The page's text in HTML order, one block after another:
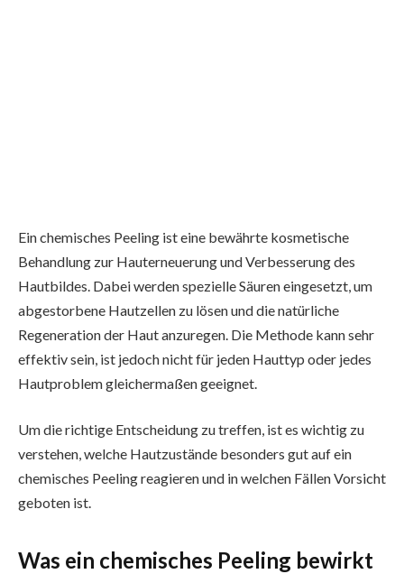
Ein chemisches Peeling ist eine bewährte kosmetische
Behandlung zur Hauterneuerung und Verbesserung des
Hautbildes. Dabei werden spezielle Säuren eingesetzt, um
abgestorbene Hautzellen zu lösen und die natürliche
Regeneration der Haut anzuregen. Die Methode kann sehr
effektiv sein, ist jedoch nicht für jeden Hauttyp oder jedes
Hautproblem gleichermaßen geeignet.
Um die richtige Entscheidung zu treffen, ist es wichtig zu
verstehen, welche Hautzustände besonders gut auf ein
chemisches Peeling reagieren und in welchen Fällen Vorsicht
geboten ist.
Was ein chemisches Peeling bewirkt